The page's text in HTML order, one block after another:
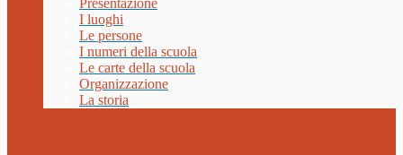
Presentazione
I luoghi
Le persone
I numeri della scuola
Le carte della scuola
Organizzazione
La storia